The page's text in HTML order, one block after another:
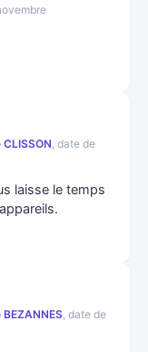
, date de
laisse le temps
, date de